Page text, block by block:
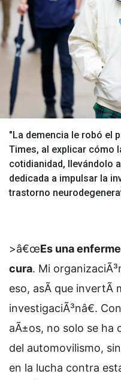
"La demencia le robó el
Times, al explicar cómo
cotidianidad, llevándolo
dedicada a impulsar la
trastorno
>â€œEs una
cura. Mi
eso, asÃ­ que invertÃ­
investigaciÃ³nâ€.
aÃ±os, no solo se
del automovilismo,
en la lucha contra